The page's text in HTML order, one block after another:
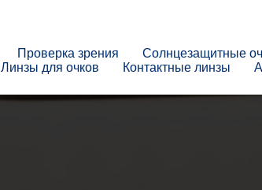
Проверка зрения Солнцезащитные
Линзы для очков Контактные линзы